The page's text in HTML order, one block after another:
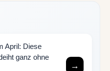
April: Diese
ganz ohne
→